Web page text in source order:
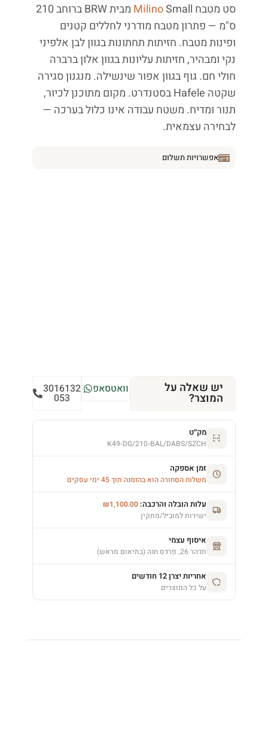
סט מטבח Milino
Small מבית BRW ברוחב 210
ס"מ — פתרון מטבח מודרני לחללים קטנים
ופינות מטבח. חזיתות תחתונות בגוון לבן אלפיני
נקי ומבהיר, חזיתות עליונות בגוון אלון ברברה
חולי חם. גוף בגוון אפור שינשילה. מנגנון סגירה
שקטה Hafele בסטנדרט. מקום מתוכנן לכיור,
תנור ומדיח. משטח עבודה אינו כלול בערכה —
לבחירה עצמאית.
אפשרויות תשלום
יש שאלה על
המוצר?
וואטסאפ 3016132
053
מק״ט
K49-DG/210-BAL/DABS/SZCH
זמן אספקה
משלוח הסחורה הוא בהזמנה תוך 45 ימי עסקים
עלות הובלה והרכבה: ₪1,100.00
ישירות למוביל/מתקין
איסוף עצמי
תדהר 26, פרדס חנה (בתיאום מראש)
אחריות יצרן 12 חודשים
על כל המוצרים